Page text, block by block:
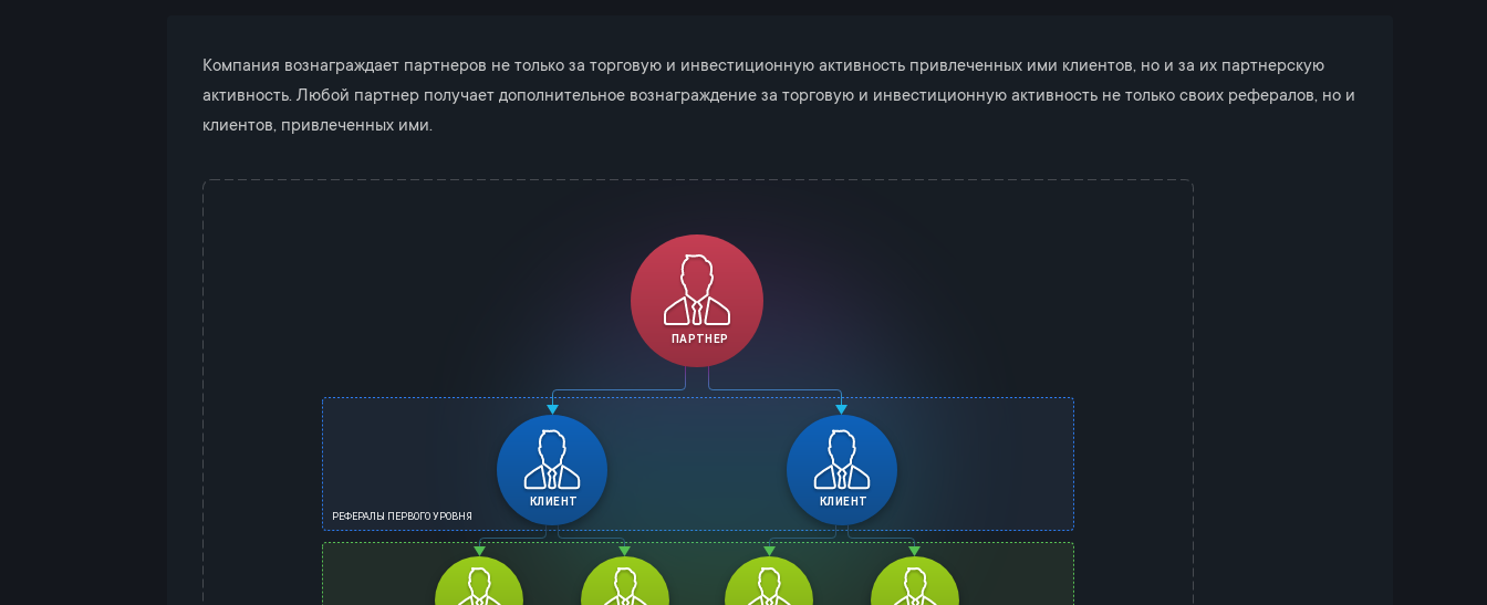
Компания вознаграждает партнеров не только за торговую и инвестиционную активность привлеченных ими клиентов, но и за их партнерскую
активность. Любой партнер получает дополнительное вознаграждение за торговую и инвестиционную активность не только своих рефералов, но и
клиентов, привлеченных ими.
РЕФЕРАЛЫ ПЕРВОГО УРОВНЯ